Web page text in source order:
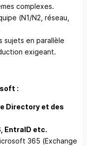
complexes.
(N1/N2, réseau,
sujets en parallèle
exigeant.
:
Directory et des
EntraID etc.
365 (Exchange